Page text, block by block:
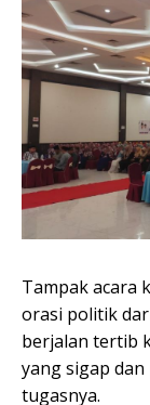
Tampak acara
orasi politik
berjalan tertib
yang sigap
tugasnya.